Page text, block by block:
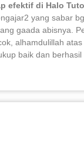
efektif di Halo
yang sabar
gaada abisnya.
alhamdulillah atas
baik dan berhasil